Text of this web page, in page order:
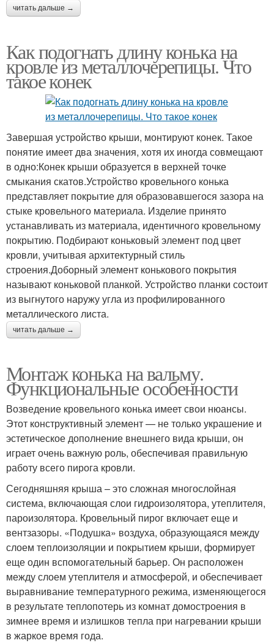
читать дальше →
Как подогнать длину конька на
кровле из металлочерепицы. Что
такое конек
Завершая устройство крыши, монтируют конек. Такое
понятие имеет два значения, хотя их иногда совмещают
в одно:Конек крыши образуется в верхней точке
смыкания скатов.Устройство кровельного конька
представляет покрытие для образовавшегося зазора на
стыке кровельного материала. Изделие принято
устанавливать из материала, идентичного кровельному
покрытию. Подбирают коньковый элемент под цвет
кровли, учитывая архитектурный стиль
строения.Доборный элемент конькового покрытия
называют коньковой планкой. Устройство планки состоит
из выгнутого наружу угла из профилированного
металлического листа.
читать дальше →
Монтаж конька на вальму.
Функциональные особенности
Возведение кровельного конька имеет свои нюансы.
Этот конструктивный элемент — не только украшение и
эстетическое дополнение внешнего вида крыши, он
играет очень важную роль, обеспечивая правильную
работу всего пирога кровли.
Сегодняшняя крыша – это сложная многослойная
система, включающая слои гидроизолятора, утеплителя,
пароизолятора. Кровельный пирог включает еще и
вентзазоры. «Подушка» воздуха, образующаяся между
слоем теплоизоляции и покрытием крыши, формирует
еще один вспомогательный барьер. Он расположен
между слоем утеплителя и атмосферой, и обеспечивает
выравнивание температурного режима, изменяющегося
в результате теплопотерь из комнат домостроения в
зимнее время и излишков тепла при нагревании крыши
в жаркое время года.